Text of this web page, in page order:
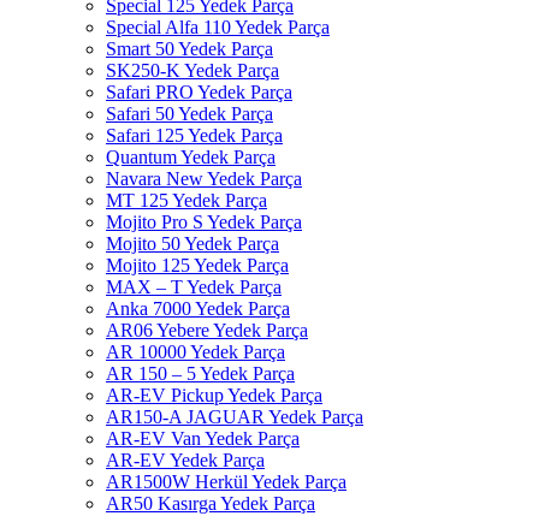
Special 125 Yedek Parça
Special Alfa 110 Yedek Parça
Smart 50 Yedek Parça
SK250-K Yedek Parça
Safari PRO Yedek Parça
Safari 50 Yedek Parça
Safari 125 Yedek Parça
Quantum Yedek Parça
Navara New Yedek Parça
MT 125 Yedek Parça
Mojito Pro S Yedek Parça
Mojito 50 Yedek Parça
Mojito 125 Yedek Parça
MAX – T Yedek Parça
Anka 7000 Yedek Parça
AR06 Yebere Yedek Parça
AR 10000 Yedek Parça
AR 150 – 5 Yedek Parça
AR-EV Pickup Yedek Parça
AR150-A JAGUAR Yedek Parça
AR-EV Van Yedek Parça
AR-EV Yedek Parça
AR1500W Herkül Yedek Parça
AR50 Kasırga Yedek Parça